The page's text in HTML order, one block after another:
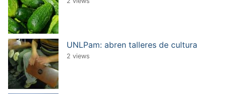
UNLPam: abren talleres de cultura
2 views